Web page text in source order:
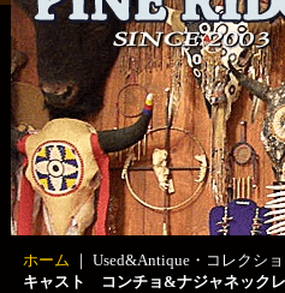
ホーム ｜ Used&Antique・コレクシ
キャスト コンチョ&ナジャネック